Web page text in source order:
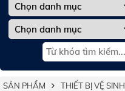
SẢN PHẨM THIẾT BỊ VỆ SINH